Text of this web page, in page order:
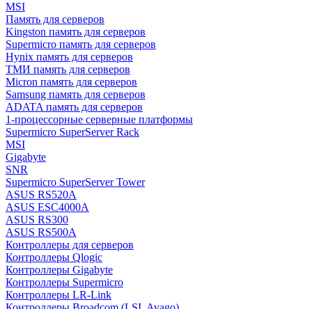
MSI
Память для серверов
Kingston память для серверов
Supermicro память для серверов
Hynix память для серверов
ТМИ память для серверов
Micron память для серверов
Samsung память для серверов
ADATA память для серверов
1-процессорные серверные платформы
Supermicro SuperServer Rack
MSI
Gigabyte
SNR
Supermicro SuperServer Tower
ASUS RS520A
ASUS ESC4000A
ASUS RS300
ASUS RS500A
Контроллеры для серверов
Контроллеры Qlogic
Контроллеры Gigabyte
Контроллеры Supermicro
Контроллеры LR-Link